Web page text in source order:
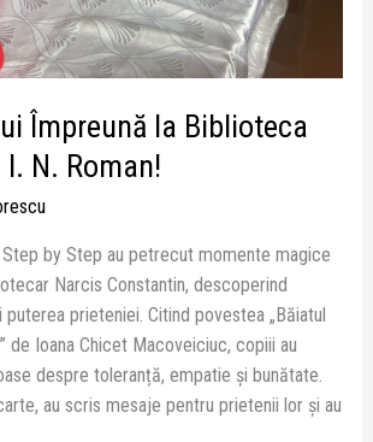
Împreună la Biblioteca
N. Roman!
Step by Step au petrecut momente magice
Narcis Constantin, descoperind
prieteniei. Citind povestea „Băiatul
de Ioana Chicet Macoveiciuc, copiii au
despre toleranță, empatie și bunătate.
au scris mesaje pentru prietenii lor și au